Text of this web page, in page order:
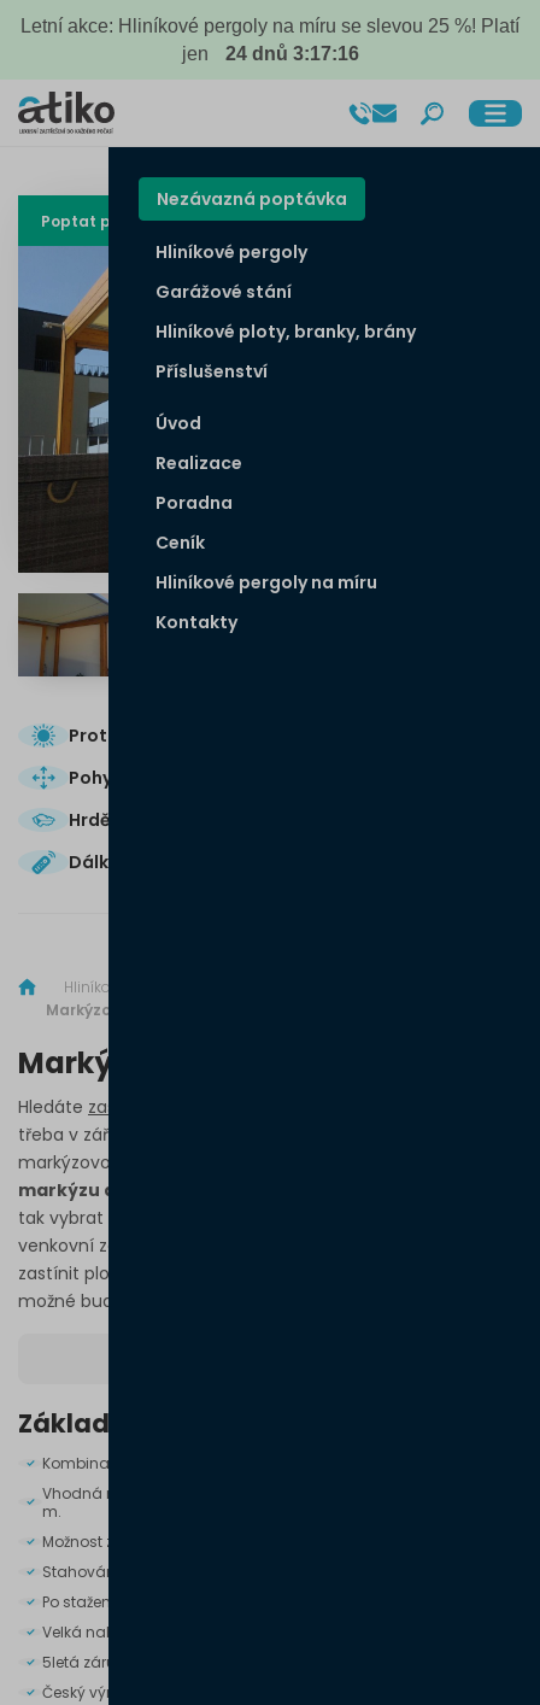
Letní akce: Hliníkové pergoly na míru se slevou 25 %! Platí
jen
24dnů 3:17:15
Nezávazná poptávka
Hliníkové pergoly
Garážové stání
Hliníkové ploty, branky, brány
Příslušenství
Úvod
Realizace
Poradna
Ceník
Hliníkové pergoly na míru
Kontakty
Poptat pergolu
Protisluneční ochrana
Pohyblivá pergola
Hrdě vyrobeno v České republice
Dálkové ovládání
Hliníkové pergoly
Markýzová hliníková pergola
Markýzová hliníková pergola
Hledáte zastřešení na velkou terasu
třeba v zářivějších barvách? Představujeme vám naši
markýzovou pergolu. Spojuje v sobě
markýzu a pergolovou hliníkovou konstrukci.
tak vybrat z nejrůznějších barev látky, a vytvořit tak vaše
venkovní zastřešení jedinečné. A s markýzovou pergolou lze
zastínit plochu o velikosti 6,24 m × 4,74 m, ale prakticky je
možné budovat sestavy v neomezeném rozměru.
Základní informace
Kombinace látkové markýzy a hliníkové konstrukce.
Vhodná na zastínění velkých teras až do rozměru 6,24 m × 4,74
m.
Možnost zastínit boční stěny pergoly.
Stahování markýzy na dálkové ovládání.
Po stažení markýzy je celá plocha střechy zcela volná .
Velká nabídka barev. střešních markýz i hliníkové konstrukce
5letá záruka na produkt i montáž.
Český výrobek.